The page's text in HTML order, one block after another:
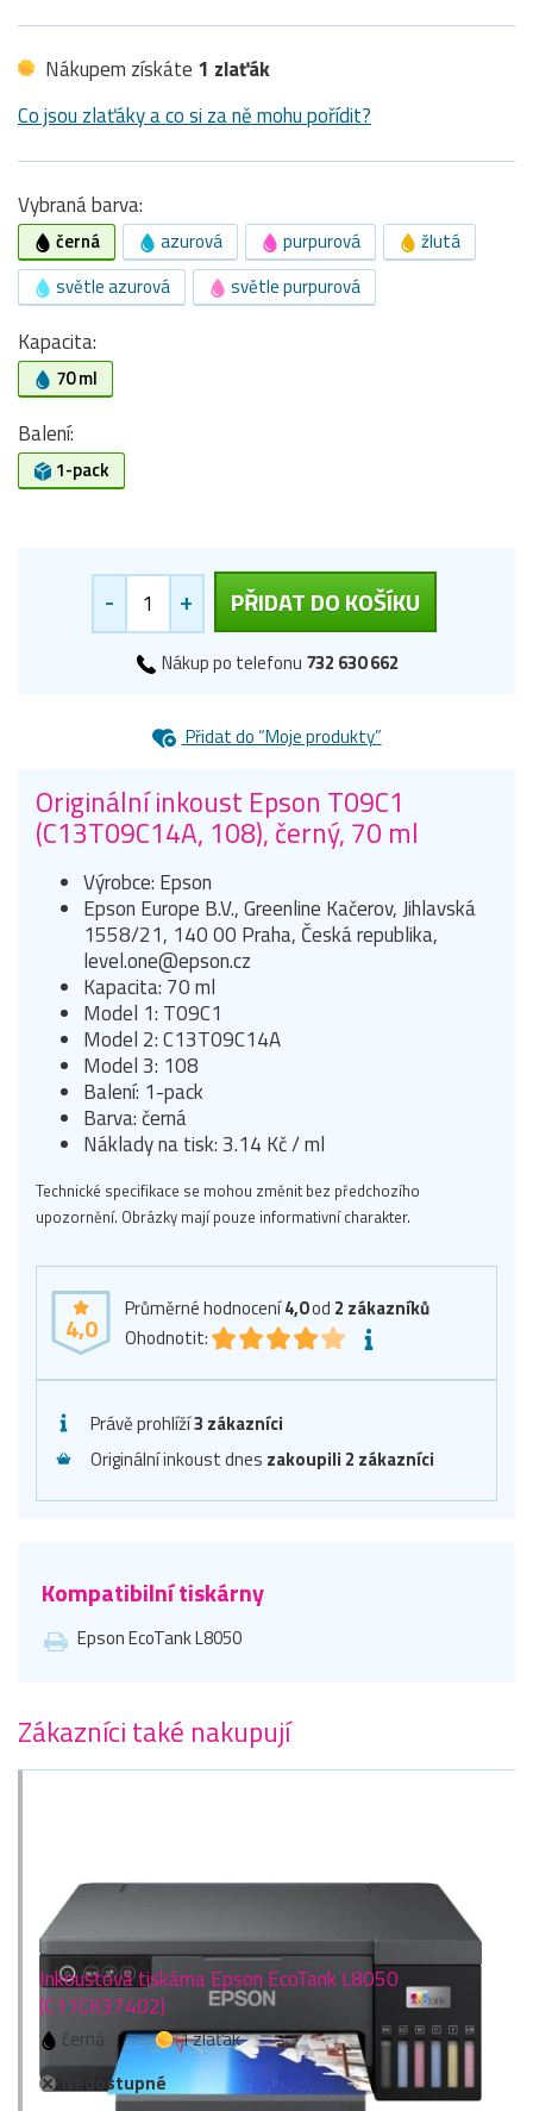
Nákupem získáte 1 zlaťák
Co jsou zlaťáky a co si za ně mohu pořídit?
Vybraná barva:
černá azurová purpurová
žlutá
světle azurová
světle purpurová
Kapacita:
70 ml
Balení:
1-pack
- + PŘIDAT DO KOŠÍKU
Nákup po telefonu 732 630 662
Přidat do “Moje produkty”
Originální inkoust Epson T09C1
(C13T09C14A, 108), černý, 70 ml
Výrobce: Epson
Epson Europe B.V., Greenline Kačerov, Jihlavská
1558/21, 140 00 Praha, Česká republika,
level.one@epson.cz
Kapacita: 70 ml
Model 1: T09C1
Model 2: C13T09C14A
Model 3: 108
Balení: 1-pack
Barva: černá
Náklady na tisk: 3.14 Kč / ml
Technické specifikace se mohou změnit bez předchozího
upozornění. Obrázky mají pouze informativní charakter.
4,0
Průměrné hodnocení4,0od 2 zákazníků
Ohodnotit:
Právě prohlíží3 zákazníci
Originální inkoust dnes zakoupili 2 zákazníci
Kompatibilní tiskárny
Epson EcoTank L8050
Zákazníci také nakupují
Inkoustová tiskárna Epson EcoTank L8050
(C11CK37402)
černá
1 zlaťák
Nedostupné